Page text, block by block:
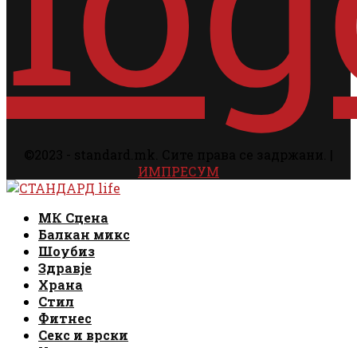
ИМПРЕСУМ
Facebook
Instagram
Email
Rss
МК Сцена
Балкан микс
Шоубиз
Здравје
Храна
Стил
Фитнес
Секс и врски